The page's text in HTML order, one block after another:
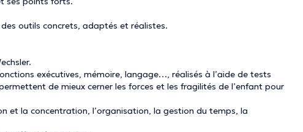
outils concrets, adaptés et réalistes.
exécutives, mémoire, langage…, réalisés à l’aide de tests
de mieux cerner les forces et les fragilités de l’enfant pour
et la concentration, l’organisation, la gestion du temps, la